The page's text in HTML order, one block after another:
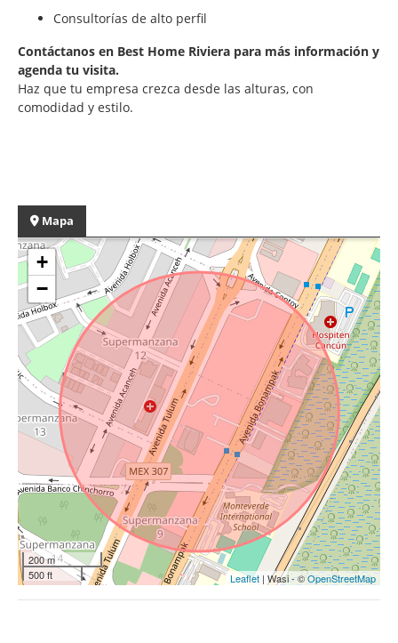
Consultorías de alto perfil
Contáctanos en Best Home Riviera para más información y
agenda tu visita.
Haz que tu empresa crezca desde las alturas, con
comodidad y estilo.
Mapa
+
−
200 m
500 ft
Leaflet | Wasi - ©OpenStreetMap